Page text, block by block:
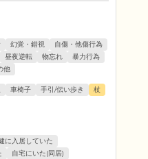
幻覚・錯視
自傷・他傷行為
昼夜逆転 物忘れ
暴力行為
他
車椅子 手引/伝い歩き
杖
に入居していた
自宅にいた(同居)